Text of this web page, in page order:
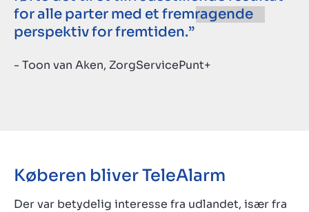
for alle parter med et fremragende
perspektiv for fremtiden.”
- Toon van Aken, ZorgServicePunt+
Køberen bliver TeleAlarm
Der var betydelig interesse fra udlandet, især fra